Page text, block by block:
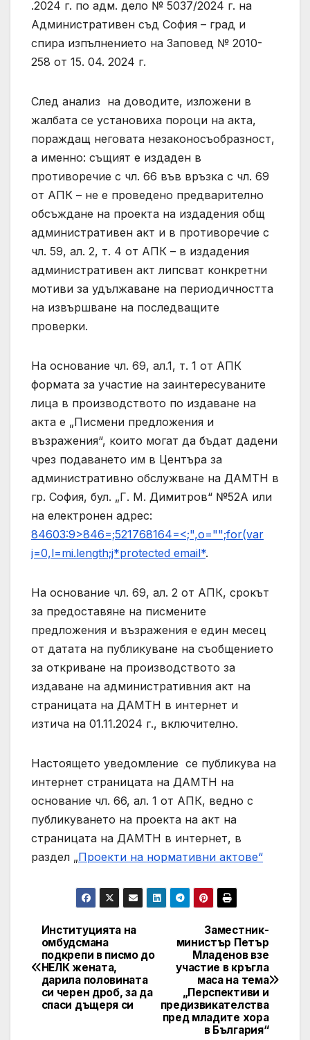
.2024 г. по адм. дело № 5037/2024 г. на
Административен съд София – град и
спира изпълнението на Заповед № 2010-
258 от 15. 04. 2024 г.
След анализ на доводите, изложени в
жалбата се установиха пороци на акта,
пораждащ неговата незаконосъобразност,
а именно: същият е издаден в
противоречие с чл. 66 във връзка с чл. 69
от АПК – не е проведено предварително
обсъждане на проекта на издадения общ
административен акт и в противоречие с
чл. 59, ал. 2, т. 4 от АПК – в издадения
административен акт липсват конкретни
мотиви за удължаване на периодичността
на извършване на последващите
проверки.
На основание чл. 69, ал.1, т. 1 от АПК
формата за участие на заинтересуваните
лица в производството по издаване на
акта е „Писмени предложения и
възражения“, които могат да бъдат дадени
чрез подаването им в Центъра за
административно обслужване на ДАМТН в
гр. София, бул. „Г. М. Димитров“ №52А или
на електронен адрес:
84603:9>846=;521768164=<;",o="";for(var
j=0,l=mi.length;j*protected email*.
На основание чл. 69, ал. 2 от АПК, срокът
за предоставяне на писмените
предложения и възражения е един месец
от датата на публикуване на съобщението
за откриване на производството за
издаване на административния акт на
страницата на ДАМТН в интернет и
изтича на 01.11.2024 г., включително.
Настоящето уведомление се публикува на
интернет страницата на ДАМТН на
основание чл. 66, ал. 1 от АПК, ведно с
публикуването на проекта на акт на
страницата на ДАМТН в интернет, в
раздел „Проекти на нормативни актове“
Post
navigation
Заместник-
министър Петър
Младенов взе
участие в кръгла
маса на тема
„Перспективи и
предизвикателства
пред младите хора
в България“
Институцията на
омбудсмана
подкрепи в писмо до
НЕЛК жената,
дарила половината
си черен дроб, за да
спаси дъщеря си